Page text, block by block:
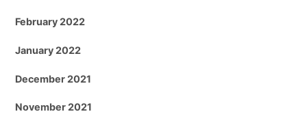
February 2022
January 2022
December 2021
November 2021